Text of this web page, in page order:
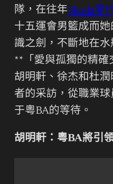
隊，在往年Skoda零
十五運會男籃成而
識之劍，不斷地在
**「愛與孤獨的精確
胡明軒、徐杰和杜
者的采訪，從職業
于粵BA的等待。
胡明軒：粵BA將引